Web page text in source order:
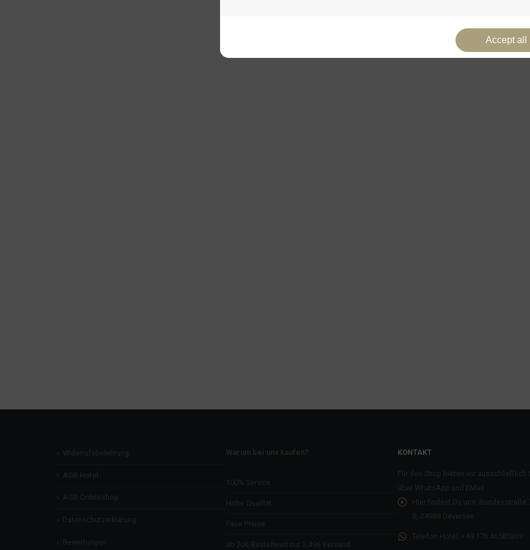
Widerrufsbelehrung
AGB Hotel
AGB Onlineshop
Datenschutzerklärung
Bewertungen
Warum bei uns kaufen?
100% Service
Hohe Qualität
Faire Preise
ab 20€ Bestellwert nur 2,49€ Versand
KONTAKT
Für den Shop bieten wir ausschließlich
über WhatsApp und EMail
Hier findest Du uns:
Bundesstraße
8, 24988 Oeversee
Telefon Hotel: +49 176 46585369